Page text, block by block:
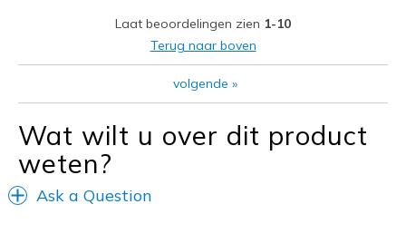
Beste toepassingen
Casual Wear
Travel
Width
Feels true to width
Sizing
View On Shoes
Shoes are for Wearing
Laat beoordelingen zien 1-10
Terug naar boven
volgende »
Wat wilt u over dit product
weten?
Ask a Question